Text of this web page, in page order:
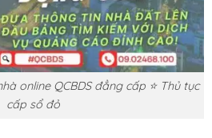
online QCBDS đẳng cấp ⭐ Thủ tục
cấp sổ đỏ